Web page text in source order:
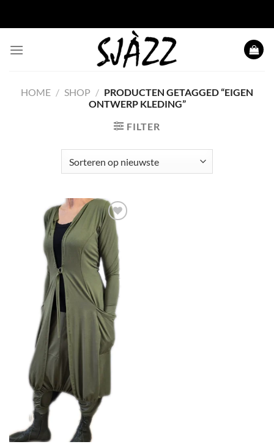
HOME / SHOP / PRODUCTEN GETAGGED “EIGEN
ONTWERP KLEDING”
FILTER
Toevoegen
wenslijst